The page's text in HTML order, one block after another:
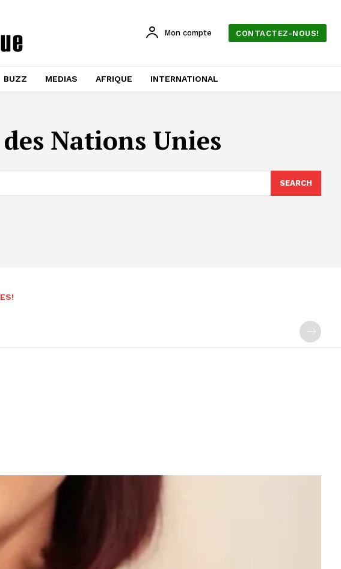
Mon compte CONTACTEZ-NOUS!
BUZZ MEDIAS AFRIQUE INTERNATIONAL
Nations Unies
SEARCH